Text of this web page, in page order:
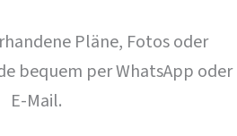
Pläne, Fotos oder
bequem per WhatsApp oder
E-Mail.